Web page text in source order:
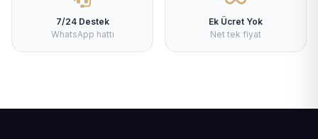
7/24 Destek
WhatsApp hattı
Ek Ücret Yok
Net tek fiyat